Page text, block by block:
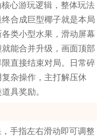
心游玩逻辑，整体玩法
合成巨型椰子就是本局
类小型水果，滑动屏幕
能合并升级，画面顶部
直接结束对局。日常碎
杂操作，主打解压休
具奖励。
手指左右滑动即可调整